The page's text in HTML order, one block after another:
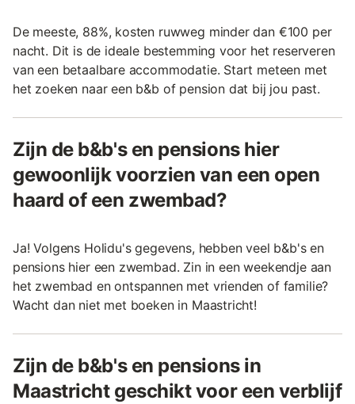
De meeste, 88%, kosten ruwweg minder dan €100 per
nacht. Dit is de ideale bestemming voor het reserveren
van een betaalbare accommodatie. Start meteen met
het zoeken naar een b&b of pension dat bij jou past.
Zijn de b&b's en pensions hier
gewoonlijk voorzien van een open
haard of een zwembad?
Ja! Volgens Holidu's gegevens, hebben veel b&b's en
pensions hier een zwembad. Zin in een weekendje aan
het zwembad en ontspannen met vrienden of familie?
Wacht dan niet met boeken in Maastricht!
Zijn de b&b's en pensions in
Maastricht geschikt voor een verblijf